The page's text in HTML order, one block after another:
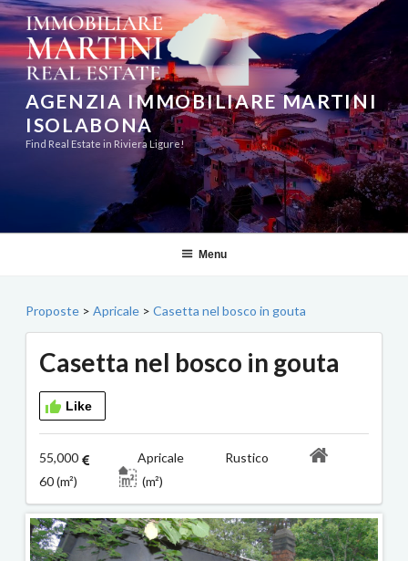
Salta
al
contenuto
AGENZIA IMMOBILIARE MARTINI
ISOLABONA
Find Real Estate in Riviera Ligure!
Menu
Proposte > Apricale > Casetta nel bosco in gouta
Casetta nel bosco in gouta
Like
55,000
Apricale Rustico
60 (m²)
(m²)